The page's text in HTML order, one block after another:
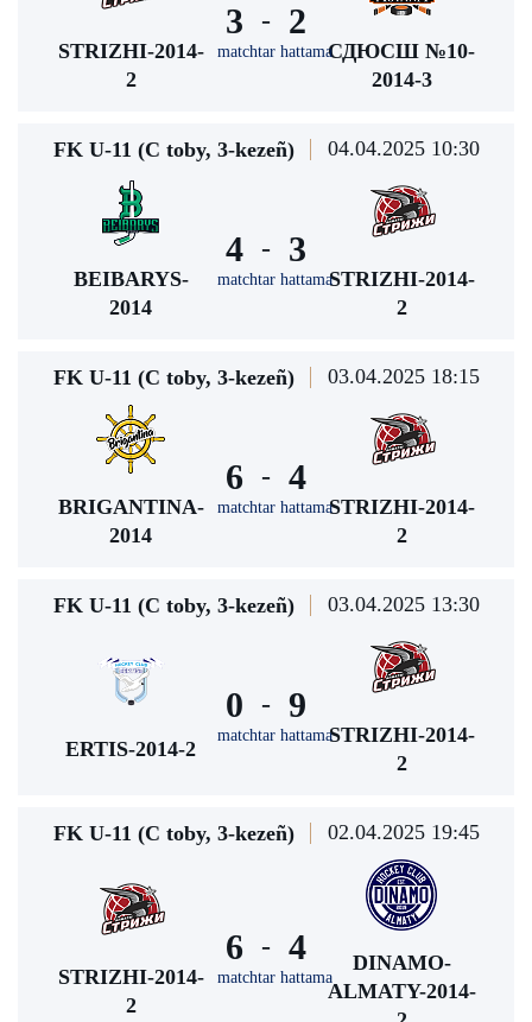
STRIZHI-2014-
2
3 -
matchtar hattama
2
СДЮСШ №10-
2014-3
FK U-11 (С toby, 3-kezeñ) 04.04.2025 10:30
BEIBARYS-
2014
4 -
matchtar hattama
3
STRIZHI-2014-
2
FK U-11 (С toby, 3-kezeñ) 03.04.2025 18:15
BRIGANTINA-
2014
6 -
matchtar hattama
4
STRIZHI-2014-
2
FK U-11 (С toby, 3-kezeñ) 03.04.2025 13:30
ERTIS-2014-2
0 -
matchtar hattama
9
STRIZHI-2014-
2
FK U-11 (С toby, 3-kezeñ) 02.04.2025 19:45
STRIZHI-2014-
2
6 -
matchtar hattama
4
DINAMO-
ALMATY-2014-